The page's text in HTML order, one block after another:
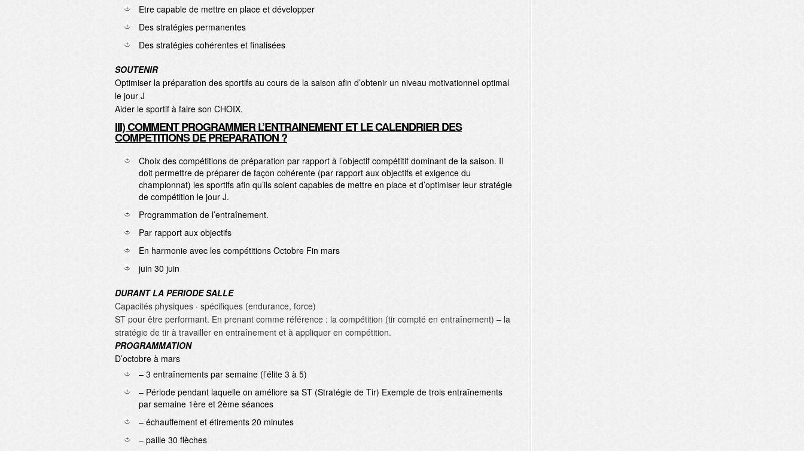
Etre capable de mettre en place et développer
Des stratégies permanentes
Des stratégies cohérentes et finalisées
SOUTENIR
Optimiser la préparation des sportifs au cours de la saison afin d’obtenir un niveau motivationnel optimal
le jour J
Aider le sportif à faire son CHOIX.
III) COMMENT PROGRAMMER L’ENTRAINEMENT ET LE CALENDRIER DES
COMPETITIONS DE PREPARATION ?
Choix des compétitions de préparation par rapport à l’objectif compétitif dominant de la saison. Il
doit permettre de préparer de façon cohérente (par rapport aux objectifs et exigence du
championnat) les sportifs afin qu’ils soient capables de mettre en place et d’optimiser leur stratégie
de compétition le jour J.
Programmation de l’entraînement.
Par rapport aux objectifs
En harmonie avec les compétitions Octobre Fin mars
juin 30 juin
DURANT LA PERIODE SALLE
Capacités physiques · spécifiques (endurance, force)
ST pour être performant. En prenant comme référence : la compétition (tir compté en entraînement) – la
stratégie de tir à travailler en entraînement et à appliquer en compétition.
PROGRAMMATION
D’octobre à mars
– 3 entraînements par semaine (l’élite 3 à 5)
– Période pendant laquelle on améliore sa ST (Stratégie de Tir) Exemple de trois entraînements
par semaine 1ère et 2ème séances
– échauffement et étirements 20 minutes
– paille 30 flèches